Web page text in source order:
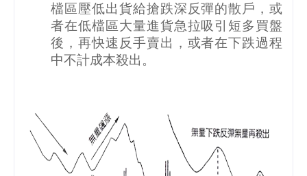
檔區壓低出貨給搶跌深反彈的散戶，或
者在低檔區大量進貨急拉吸引短多買盤
後，再快速反手賣出，或者在下跌過程
中不計成本殺出。